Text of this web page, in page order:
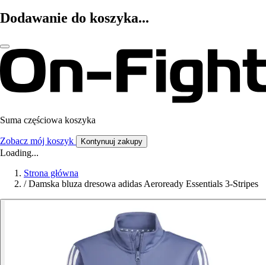
Dodawanie do koszyka...
Suma częściowa koszyka
Zobacz mój koszyk Kontynuuj zakupy
Loading...
Strona główna
/ Damska bluza dresowa adidas Aeroready Essentials 3-Stripes